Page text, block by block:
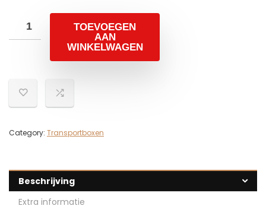
TOEVOEGEN
AAN
WINKELWAGEN
Category: Transportboxen
Beschrijving
Extra informatie